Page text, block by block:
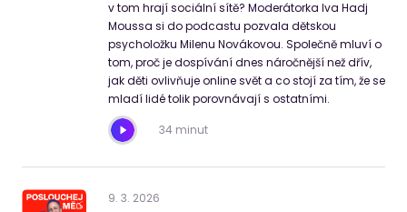
v tom hrají sociální sítě? Moderátorka Iva Hadj
Moussa si do podcastu pozvala dětskou
psycholožku Milenu Novákovou. Společně mluví o
tom, proč je dospívání dnes náročnější než dřív,
jak děti ovlivňuje online svět a co stojí za tím, že se
mladí lidé tolik porovnávají s ostatními.
34 minut
9. 3. 2026